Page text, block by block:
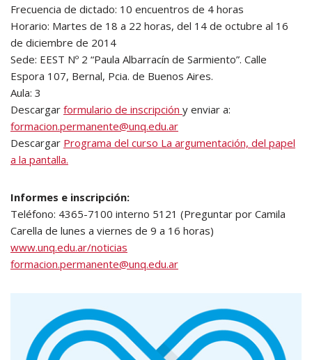
Frecuencia de dictado: 10 encuentros de 4 horas
Horario: Martes de 18 a 22 horas, del 14 de octubre al 16
de diciembre de 2014
Sede: EEST Nº 2 “Paula Albarracín de Sarmiento”. Calle
Espora 107, Bernal, Pcia. de Buenos Aires.
Aula: 3
Descargar formulario de inscripción y enviar a:
formacion.permanente@unq.edu.ar
Descargar Programa del curso La argumentación, del papel
a la pantalla.
Informes e inscripción:
Teléfono: 4365-7100 interno 5121 (Preguntar por Camila
Carella de lunes a viernes de 9 a 16 horas)
www.unq.edu.ar/noticias
formacion.permanente@unq.edu.ar